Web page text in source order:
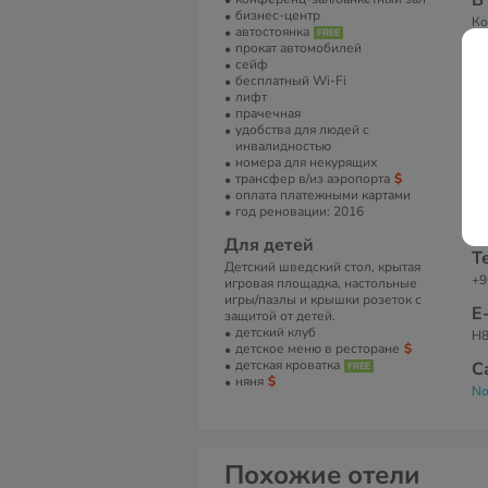
бизнес-центр
автостоянка
прокат автомобилей
сейф
бесплатный Wi-Fi
лифт
прачечная
удобства для людей с
инвалидностью
номера для некурящих
трансфер в/из аэропорта
оплата платежными картами
год реновации: 2016
Для детей
Детский шведский стол, крытая
игровая площадка, настольные
игры/пазлы и крышки розеток с
защитой от детей.
детский клуб
детское меню в ресторане
детская кроватка
няня
Похожие отели